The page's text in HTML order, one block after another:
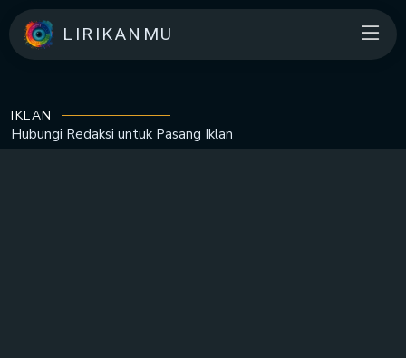
LIRIKANMU
IKLAN
Hubungi Redaksi untuk Pasang Iklan